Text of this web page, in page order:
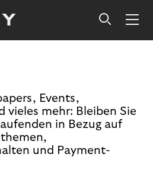
Events,
vieles mehr: Bleiben Sie
in Bezug auf
und Payment-